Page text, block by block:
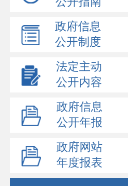
政府信息
公开制度
法定主动
公开内容
政府信息
公开年报
政府网站
年度报表